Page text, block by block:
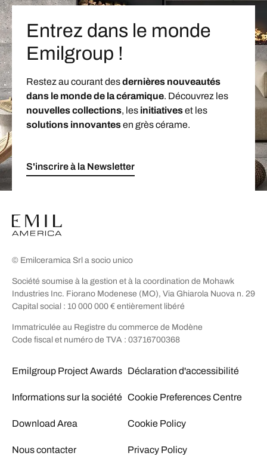
Entrez dans le monde
Emilgroup !
Restez au courant desdernières nouveautés
dans le monde de la céramique. Découvrez les
nouvelles collections, les initiativeset les
solutions innovantesen grès cérame.
S'inscrire à la Newsletter
© Emilceramica Srl a socio unico
Société soumise à la gestion et à la coordination de Mohawk
Industries Inc. Fiorano Modenese (MO), Via Ghiarola Nuova n. 29
Capital social : 10 000 000 € entièrement libéré
Immatriculée au Registre du commerce de Modène
Code fiscal et numéro de TVA : 03716700368
Emilgroup Project Awards
Informations sur la société
Download Area
Nous contacter
Déclaration d'accessibilité
Cookie Preferences Centre
Cookie Policy
Privacy Policy